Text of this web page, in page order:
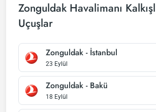
Zonguldak Havalimanı
Uçuşlar
Zonguldak - İstanbul
23 Eylül
Zonguldak - Bakü
18 Eylül